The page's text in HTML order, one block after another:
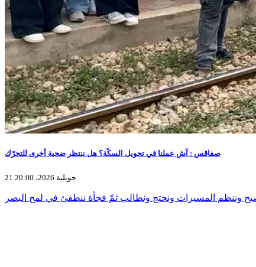
صفاقس : آش عملنا في تحويل السكّة؟ هل ننتظر ضحية أخرى للتحرّك
21 جويلية 2026، 20:00